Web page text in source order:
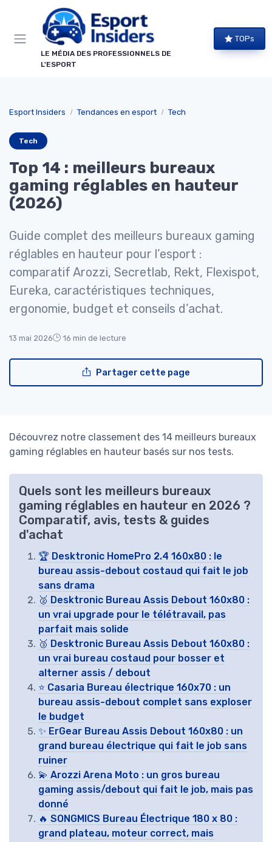
LE MÉDIA DES PROFESSIONNELS DE
L'ESPORT
TOPs
Esport Insiders Tendances en esport Tech
Tech
Top 14 : meilleurs bureaux
gaming réglables en hauteur
(2026)
Guide complet des meilleurs bureaux gaming
réglables en hauteur pour l’esport :
comparatif Arozzi, Secretlab, Rekt, Flexispot,
Eureka, caractéristiques techniques,
ergonomie, budget et conseils d’achat.
13 mai 2026 16 min de lecture
Partager cette page
Découvrez notre classement des 14 meilleurs bureaux
gaming réglables en hauteur basés sur nos tests.
Quels sont les meilleurs bureaux
gaming réglables en hauteur en 2026 ?
Comparatif, avis, tests & guides
d'achat
🏆 Desktronic HomePro 2.4 160x80 : le
bureau assis-debout costaud qui fait le job
sans drama
🥈 Desktronic Bureau Assis Debout 160x80 :
un vrai upgrade pour le télétravail, pas
parfait mais solide
🥉 Desktronic Bureau Assis Debout 160x80 :
un vrai bureau costaud pour bosser et
alterner assis / debout
⭐ Casaria Bureau électrique 160x70 : un
bureau assis-debout complet sans exploser
le budget
✨ ErGear Bureau Assis Debout 160x80 : un
grand bureau électrique qui fait le job sans
ruiner
💫 Arozzi Arena Moto : un gros bureau
gaming assis/debout qui fait le job, mais pas
donné
🔥 SONGMICS Bureau Électrique 180 x 80 :
grand plateau, moteur correct, mais
Panneau de gestion des cookies